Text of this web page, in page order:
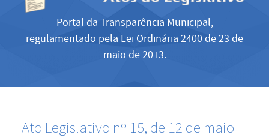
Portal da Transparência Municipal,
regulamentado pela Lei Ordinária 2400 de 23 de
maio de 2013.
Ato Legislativo nº 15, de 12 de maio